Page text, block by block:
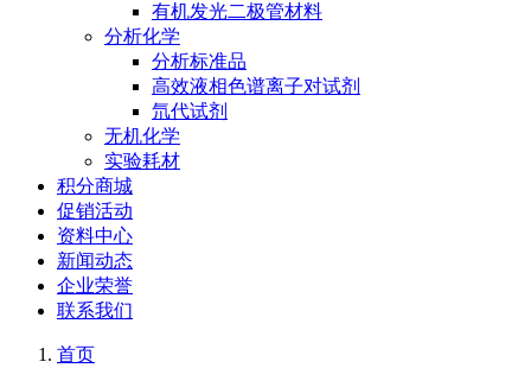
有机发光二极管材料
分析化学
分析标准品
高效液相色谱离子对试剂
氘代试剂
无机化学
实验耗材
积分商城
促销活动
资料中心
新闻动态
企业荣誉
联系我们
首页